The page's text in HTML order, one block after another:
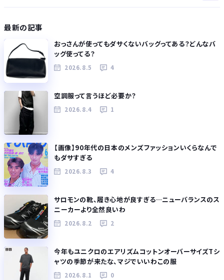
最新の記事
おっさんが使ってもダサくないバッグってある？どんなバ
ッグ使ってる？
2026.8.5 4
空調服って言うほど必要か？
2026.8.4 1
【画像】90年代の日本のメンズファッションいくらなんで
もダサすぎる
2026.8.3 4
サロモンの靴、履き心地が良すぎる…ニューバランスのス
ニーカーより全然良いわ
2026.8.2 2
今年もユニクロのエアリズムコットンオーバーサイズTシ
ャツの季節が来たな、マジでいいわこの服
2026.8.1 0